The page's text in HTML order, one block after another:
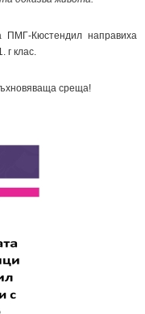
ПМГ-Кюстендил направиха
г клас.
среща!